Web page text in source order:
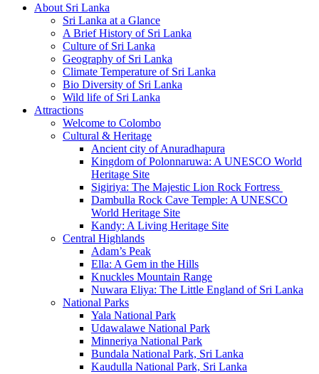
About Sri Lanka
Sri Lanka at a Glance
A Brief History of Sri Lanka
Culture of Sri Lanka
Geography of Sri Lanka
Climate Temperature of Sri Lanka
Bio Diversity of Sri Lanka
Wild life of Sri Lanka
Attractions
Welcome to Colombo
Cultural & Heritage
Ancient city of Anuradhapura
Kingdom of Polonnaruwa: A UNESCO World
Heritage Site
Sigiriya: The Majestic Lion Rock Fortress
Dambulla Rock Cave Temple: A UNESCO
World Heritage Site
Kandy: A Living Heritage Site
Central Highlands
Adam’s Peak
Ella: A Gem in the Hills
Knuckles Mountain Range
Nuwara Eliya: The Little England of Sri Lanka
National Parks
Yala National Park
Udawalawe National Park
Minneriya National Park
Bundala National Park, Sri Lanka
Kaudulla National Park, Sri Lanka